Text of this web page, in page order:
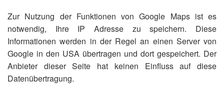
Zur Nutzung der Funktionen von Google Maps ist es
notwendig, Ihre IP Adresse zu speichern. Diese
Informationen werden in der Regel an einen Server von
Google in den USA übertragen und dort gespeichert. Der
Anbieter dieser Seite hat keinen Einfluss auf diese
Datenübertragung.